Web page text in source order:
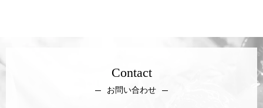
Contact
お問い合わせ